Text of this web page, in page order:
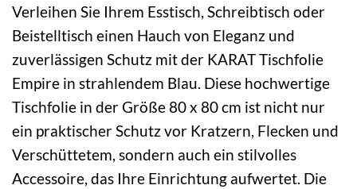
Verleihen Sie Ihrem Esstisch, Schreibtisch oder
Beistelltisch einen Hauch von Eleganz und
zuverlässigen Schutz mit der KARAT Tischfolie
Empire in strahlendem Blau. Diese hochwertige
Tischfolie in der Größe 80 x 80 cm ist nicht nur
ein praktischer Schutz vor Kratzern, Flecken und
Verschüttetem, sondern auch ein stilvolles
Accessoire, das Ihre Einrichtung aufwertet. Die